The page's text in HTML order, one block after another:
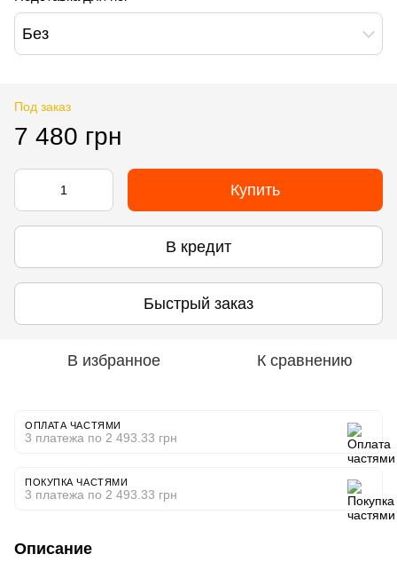
Без
Под заказ
7 480 грн
Купить
В кредит
Быстрый заказ
В избранное К сравнению
ОПЛАТА ЧАСТЯМИ
3 платежа по 2 493.33 грн
ПОКУПКА ЧАСТЯМИ
3 платежа по 2 493.33 грн
Описание